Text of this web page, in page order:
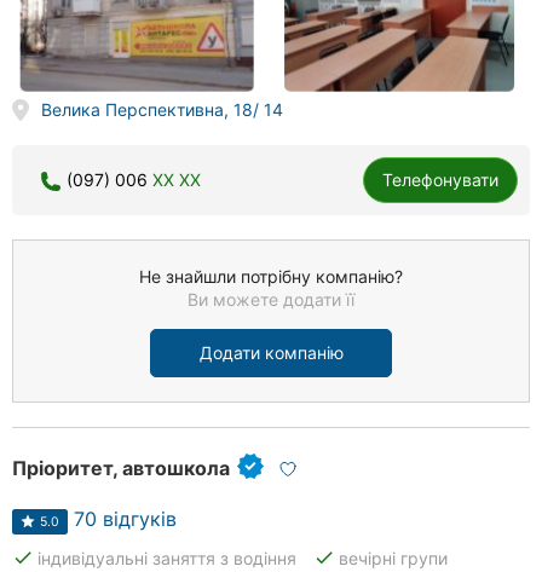
Велика Перспективна, 18/ 14
(097) 006 XX XX Телефонувати
Не знайшли потрібну компанію?
Ви можете додати її
Додати компанію
Пріоритет, автошкола
5.0 70 відгуків
done індивідуальні заняття з водіння done вечірні групи